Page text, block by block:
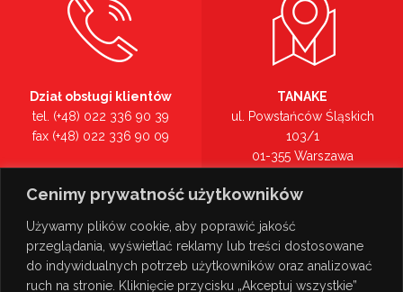
Cenimy prywatność użytkowników
Używamy plików cookie, aby poprawić jakość
przeglądania, wyświetlać reklamy lub treści dostosowane
do indywidualnych potrzeb użytkowników oraz analizować
ruch na stronie. Kliknięcie przycisku „Akceptuj wszystkie”
Dział obsługi klientów
tel. (+48) 022 336 90 39
fax (+48) 022 336 90 09
tel. (+48) 022 336 90 00
TANAKE
ul. Powstańców Śląskich
103/1
01-355 Warszawa
Zobacz na mapie >